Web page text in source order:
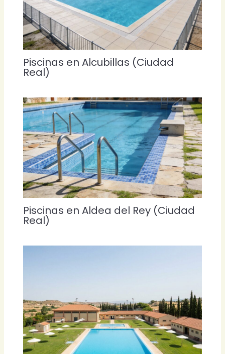
Piscinas en Alcubillas (Ciudad
Real)
Piscinas en Aldea del Rey (Ciudad
Real)